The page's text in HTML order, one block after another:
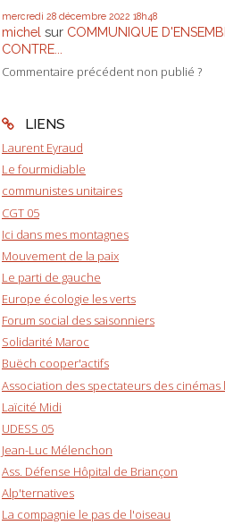
mercredi 28 décembre 2022 18h48
michel sur COMMUNIQUE
CONTRE...
Commentaire précédent non publié ?
LIENS
Laurent Eyraud
Le fourmidiable
communistes unitaires
CGT 05
Ici dans mes montagnes
Mouvement de la paix
Le parti de gauche
Europe écologie les verts
Forum social des saisonniers
Solidarité Maroc
Buëch cooper'actifs
Association des spectateurs des
Laïcité Midi
UDESS 05
Jean-Luc Mélenchon
Ass. Défense Hôpital de Briançon
Alp'ternatives
La compagnie le pas de l'oiseau